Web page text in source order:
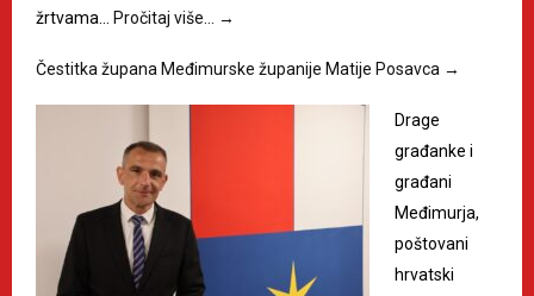
žrtvama… Pročitaj više… →
Čestitka župana Međimurske županije Matije Posavca →
Drage
građanke i
građani
Međimurja,
poštovani
hrvatski